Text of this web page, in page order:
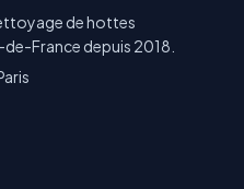
de hottes
France depuis 2018.